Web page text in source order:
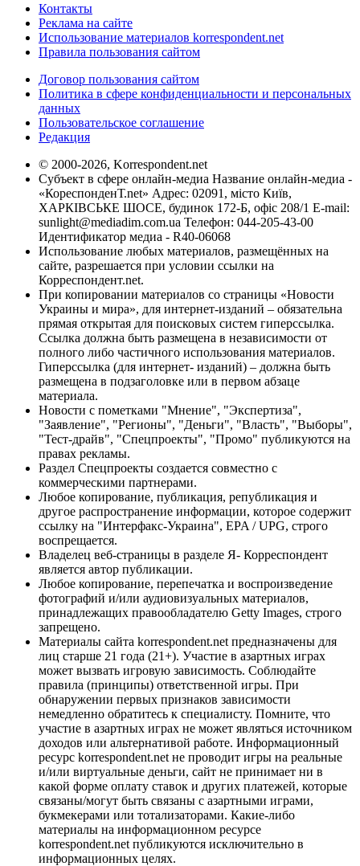
Контакты
Реклама на сайте
Использование материалов korrespondent.net
Правила пользования сайтом
Договор пользования сайтом
Политика в сфере конфиденциальности и персональных
данных
Пользовательское соглашение
Редакция
© 2000-2026, Korrespondent.net
Субъект в сфере онлайн-медиа Название онлайн-медиа -
«КореспонденТ.net» Адрес: 02091, місто Київ,
ХАРКІВСЬКЕ ШОСЕ, будинок 172-Б, офіс 208/1 E-mail:
sunlight@mediadim.com.ua Телефон: 044-205-43-00
Идентификатор медиа - R40-06068
Использование любых материалов, размещённых на
сайте, разрешается при условии ссылки на
Корреспондент.net.
При копировании материалов со страницы «Новости
Украины и мира», для интернет-изданий – обязательна
прямая открытая для поисковых систем гиперссылка.
Ссылка должна быть размещена в независимости от
полного либо частичного использования материалов.
Гиперссылка (для интернет- изданий) – должна быть
размещена в подзаголовке или в первом абзаце
материала.
Новости с пометками "Мнение", "Экспертиза",
"Заявление", "Регионы", "Деньги", "Власть", "Выборы",
"Тест-драйв", "Спецпроекты", "Промо" публикуются на
правах рекламы.
Раздел Спецпроекты создается совместно с
коммерческими партнерами.
Любое копирование, публикация, републикация и
другое распространение информации, которое содержит
ссылку на "Интерфакс-Украина", EPA / UPG, строго
воспрещается.
Владелец веб-страницы в разделе Я- Корреспондент
является автор публикации.
Любое копирование, перепечатка и воспроизведение
фотографий и/или аудиовизуальных материалов,
принадлежащих правообладателю Getty Images, строго
запрещено.
Материалы сайта korrespondent.net предназначены для
лиц старше 21 года (21+). Участие в азартных играх
может вызвать игровую зависимость. Соблюдайте
правила (принципы) ответственной игры. При
обнаружении первых признаков зависимости
немедленно обратитесь к специалисту. Помните, что
участие в азартных играх не может являться источником
доходов или альтернативой работе. Информационный
ресурс korrespondent.net не проводит игры на реальные
и/или виртуальные деньги, сайт не принимает ни в
какой форме оплату ставок и других платежей, которые
связаны/могут быть связаны с азартными играми,
букмекерами или тотализаторами. Какие-либо
материалы на информационном ресурсе
korrespondent.net публикуются исключительно в
информационных целях.